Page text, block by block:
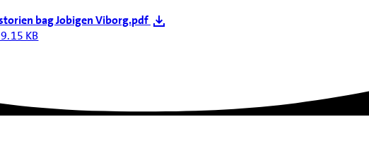
bag Jobigen Viborg.pdf
KB